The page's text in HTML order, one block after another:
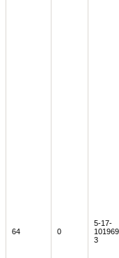
64 0
5-17-
3